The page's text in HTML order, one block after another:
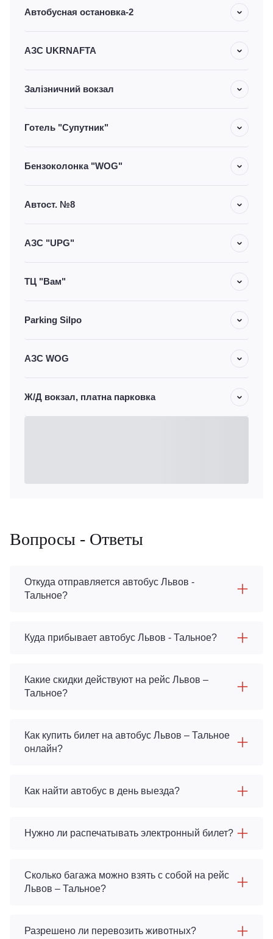
Автобусная остановка-2
АЗС UKRNAFTA
Залізничний вокзал
Готель "Супутник"
Бензоколонка "WOG"
Автост. №8
АЗС "UPG"
ТЦ "Вам"
Parking Silpo
АЗС WOG
Ж/Д вокзал, платна парковка
Вопросы - Ответы
Откуда отправляется автобус Львов -
Тальное?
Куда прибывает автобус Львов - Тальное?
Какие скидки действуют на рейс Львов –
Тальное?
Как купить билет на автобус Львов – Тальное
онлайн?
Как найти автобус в день выезда?
Нужно ли распечатывать электронный билет?
Сколько багажа можно взять с собой на рейс
Львов – Тальное?
Разрешено ли перевозить животных?